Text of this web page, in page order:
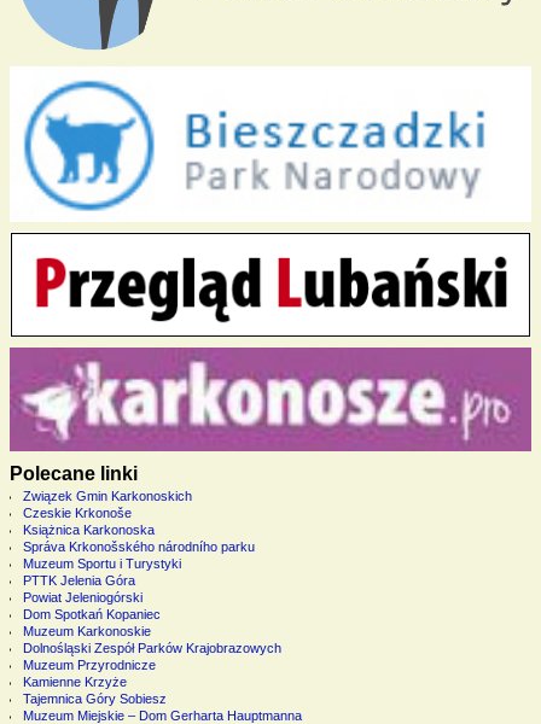
Polecane linki
Związek Gmin Karkonoskich
Czeskie Krkonoše
Książnica Karkonoska
Správa Krkonošského národního parku
Muzeum Sportu i Turystyki
PTTK Jelenia Góra
Powiat Jeleniogórski
Dom Spotkań Kopaniec
Muzeum Karkonoskie
Dolnośląski Zespół Parków Krajobrazowych
Muzeum Przyrodnicze
Kamienne Krzyże
Tajemnica Góry Sobiesz
Muzeum Miejskie – Dom Gerharta Hauptmanna